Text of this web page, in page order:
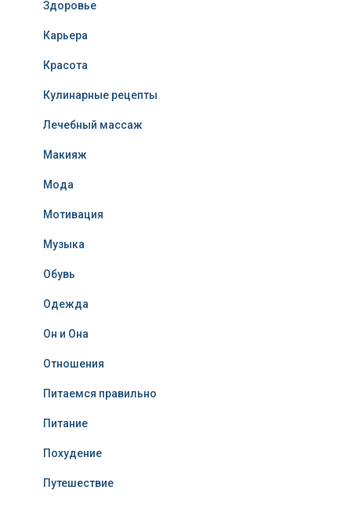
Здоровье
Карьера
Красота
Кулинарные рецепты
Лечебный массаж
Макияж
Мода
Мотивация
Музыка
Обувь
Одежда
Он и Она
Отношения
Питаемся правильно
Питание
Похудение
Путешествие